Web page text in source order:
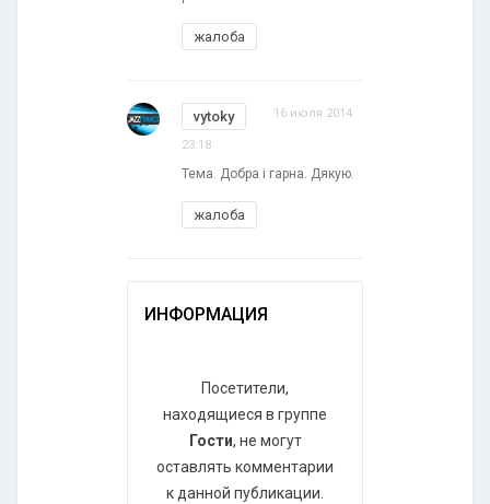
жалоба
vytoky 16 июля 2014
23:18
Тема. Добра і гарна. Дякую.
жалоба
ИНФОРМАЦИЯ
Посетители,
находящиеся в группе
Гости, не могут
оставлять комментарии
к данной публикации.